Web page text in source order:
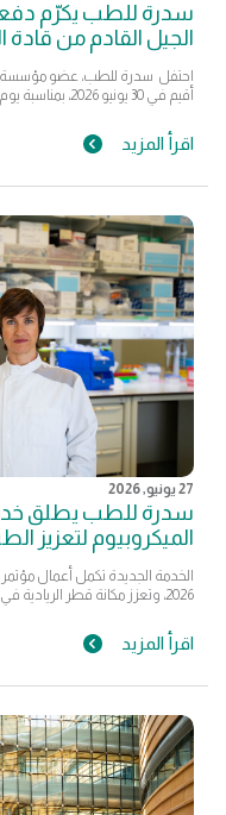
الجيل القادم من قادة
أقيم في 30 يونيو 2026، بمناسبة يوم التعليم الطبي السنوي الرابع.
اقرأ المزيد
27 يونيو, 2026
سدرة للطب يطلق
الميكروبيوم لتعزيز
الخدمة الجديدة تكمل أعمال
2026، وتعزز مكانة قطر الريادية في علوم الميكروبيوم والأبحاث التطبيقية
اقرأ المزيد